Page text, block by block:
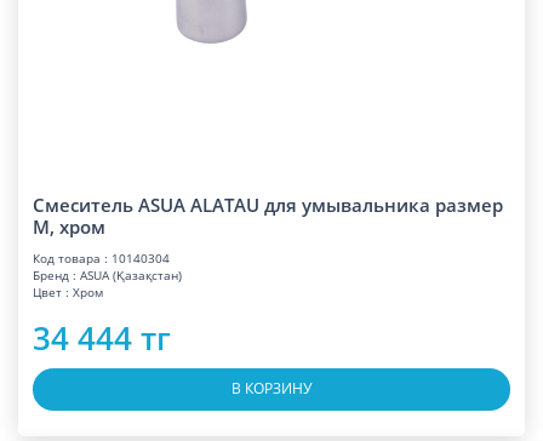
Смеситель ASUA ALATAU для умывальника размер
M, хром
Код товара : 10140304
Бренд : ASUA (Қазақстан)
Цвет : Хром
34 444 тг
В КОРЗИНУ